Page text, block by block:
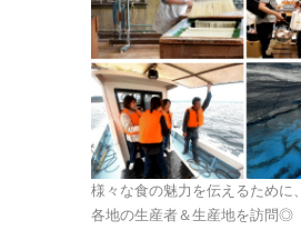
様々な食の魅力を伝えるために、
各地の生産者＆生産地を訪問◎